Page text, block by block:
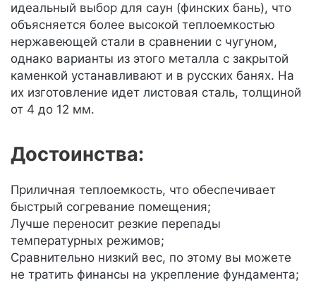
идеальный выбор для саун (финских бань), что
объясняется более высокой теплоемкостью
нержавеющей стали в сравнении с чугуном,
однако варианты из этого металла с закрытой
каменкой устанавливают и в русских банях. На
их изготовление идет листовая сталь, толщиной
от 4 до 12 мм.
Достоинства:
Приличная теплоемкость, что обеспечивает
быстрый согревание помещения;
Лучше переносит резкие перепады
температурных режимов;
Сравнительно низкий вес, по этому вы можете
не тратить финансы на укрепление фундамента;